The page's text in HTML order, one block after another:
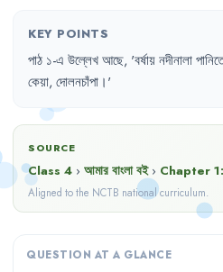
KEY POINTS
পাঠ ১-এ উল্লেখআছে, 'বর্ষায়নদীনালা
কেয়া, দোলনচাঁপা ।'
SOURCE
Class 4 › আমার বাংলা বই › Chapter 1:
Aligned to the NCTB national curriculum.
QUESTION AT A GLANCE